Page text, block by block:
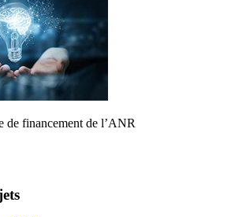
de financement de l’ANR